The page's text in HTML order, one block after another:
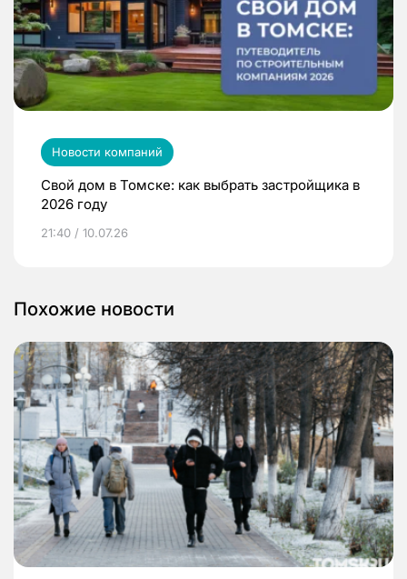
Новости компаний
Свой дом в Томске: как выбрать застройщика в
2026 году
21:40 / 10.07.26
Похожие новости